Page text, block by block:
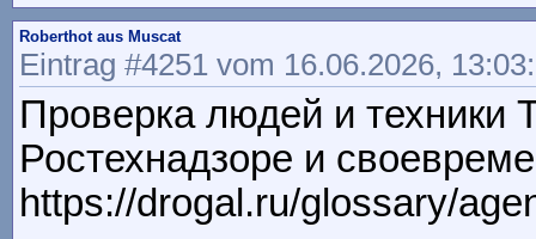
Roberthot aus Muscat
Eintrag #4251 vom 16.06.2026,
Проверка людей и техники
Ростехнадзоре и
https://drogal.ru/glossary/